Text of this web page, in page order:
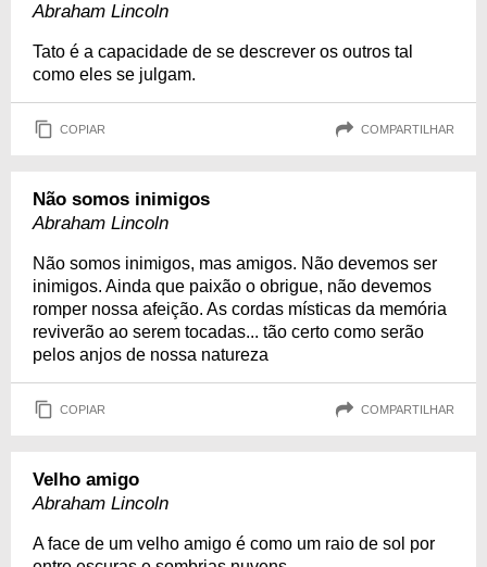
Abraham Lincoln
Tato é a capacidade de se descrever os outros tal
como eles se julgam.
COPIAR COMPARTILHAR
Não somos inimigos
Abraham Lincoln
Não somos inimigos, mas amigos. Não devemos ser
inimigos. Ainda que paixão o obrigue, não devemos
romper nossa afeição. As cordas místicas da memória
reviverão ao serem tocadas... tão certo como serão
pelos anjos de nossa natureza
COPIAR COMPARTILHAR
Velho amigo
Abraham Lincoln
A face de um velho amigo é como um raio de sol por